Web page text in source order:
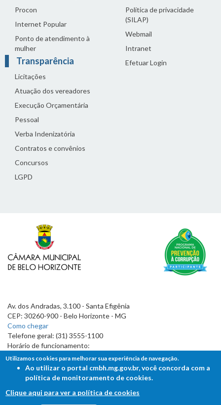
Procon
Internet Popular
Ponto de atendimento à
mulher
Transparência
Licitações
Atuação dos vereadores
Execução Orçamentária
Pessoal
Verba Indenizatória
Contratos e convênios
Concursos
LGPD
Política de privacidade
(SILAP)
Webmail
Intranet
Efetuar Login
Av. dos Andradas, 3.100 - Santa Efigênia
CEP: 30260-900 - Belo Horizonte - MG
Como chegar
Telefone geral: (31) 3555-1100
Horário de funcionamento:
7h às 19h
Utilizamos cookies para melhorar sua experiência de navegação.
Ao utilizar o portal cmbh.mg.gov.br, você concorda com a
política de monitoramento de cookies.
Clique aqui para ver a política de cookies